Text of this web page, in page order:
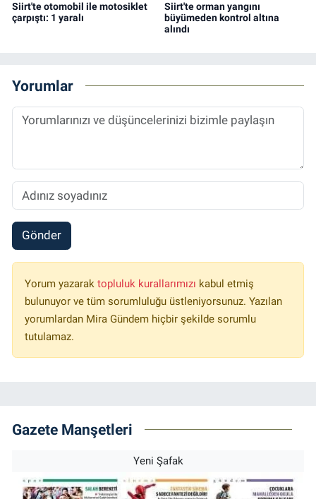
Siirt'te otomobil ile motosiklet
çarpıştı: 1 yaralı
Siirt'te orman yangını
büyümeden kontrol altına
alındı
Yorumlar
Gönder
Yorum yazarak topluluk kurallarımızı kabul etmiş
bulunuyor ve tüm sorumluluğu üstleniyorsunuz. Yazılan
yorumlardan Mira Gündem hiçbir şekilde sorumlu
tutulamaz.
Gazete Manşetleri
Yeni Şafak